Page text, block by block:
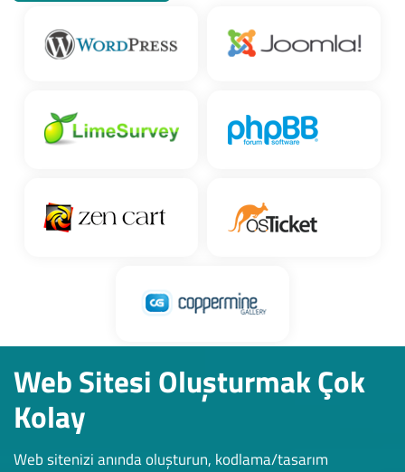
Web Sitesi Oluşturmak Çok
Kolay
Web sitenizi anında oluşturun, kodlama/tasarım